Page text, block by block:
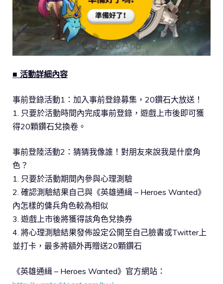
■ 活動詳細內容
事前登錄活動1：加入事前登錄募集，20鑽石大放送！
1. 只要於活動時間內完成事前登錄，遊戲上市後即可獲
得20顆鑽石兌換卷。
事前登陸活動2：猜猜我像誰！對朋友來說我是什麼角
色？
1. 只要於活動期間內參與心理測驗
2. 確認測驗結果自己與《英雄通緝 – Heroes Wanted》
內怎樣的傭兵角色較為相似
3. 遊戲上市後將獲得該角色兌換券
4. 將心理測驗結果發佈設定公開至自己臉書或Twitter上
並打卡，最多將額外再贈送20顆鑽石
《英雄通緝 – Heroes Wanted》官方網站：